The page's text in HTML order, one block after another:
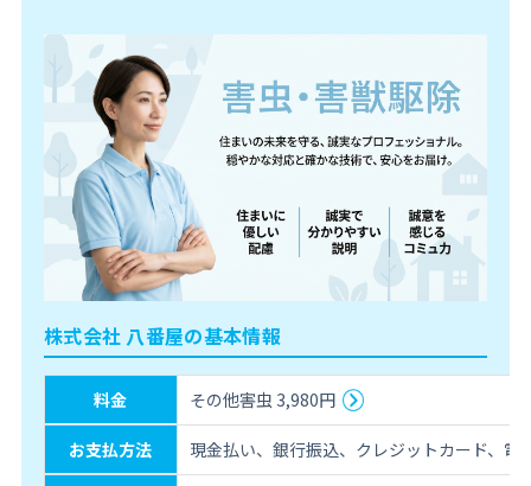
株式会社 八番屋の基本情報
料金 その他害虫 3,980円
お支払方法 現金払い、銀行振込、クレジットカード、電